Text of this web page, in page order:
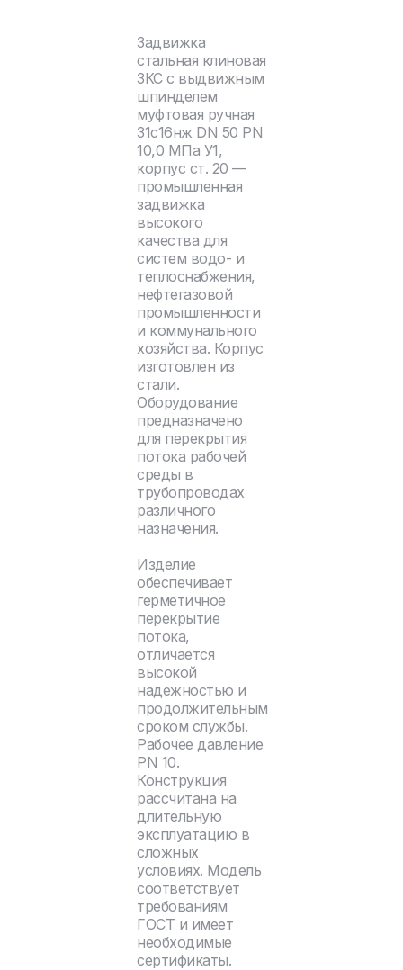
Задвижка
стальная клиновая
ЗКС с выдвижным
шпинделем
муфтовая ручная
31с16нж DN 50 PN
10,0 МПа У1,
корпус ст. 20 —
промышленная
задвижка
высокого
качества для
систем водо- и
теплоснабжения,
нефтегазовой
промышленности
и коммунального
хозяйства. Корпус
изготовлен из
стали.
Оборудование
предназначено
для перекрытия
потока рабочей
среды в
трубопроводах
различного
назначения.
Изделие
обеспечивает
герметичное
перекрытие
потока,
отличается
высокой
надежностью и
продолжительным
сроком службы.
Рабочее давление
PN 10.
Конструкция
рассчитана на
длительную
эксплуатацию в
сложных
условиях. Модель
соответствует
требованиям
ГОСТ и имеет
необходимые
сертификаты.